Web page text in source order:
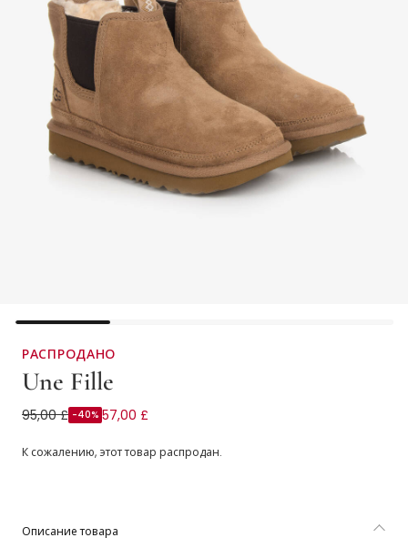
РАСПРОДАНО
Une Fille
Коричневые замшевые ботинки челси
95,00 £ -40% 57,00 £
К сожалению, этот товар распродан.
Описание товара